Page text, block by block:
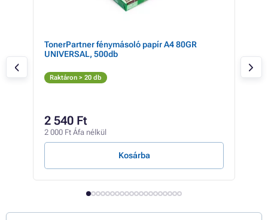
TonerPartner fénymásoló papír A4 80GR
UNIVERSAL, 500db
Raktáron > 20 db
2 540 Ft
2 000 Ft Áfa nélkül
Kosárba